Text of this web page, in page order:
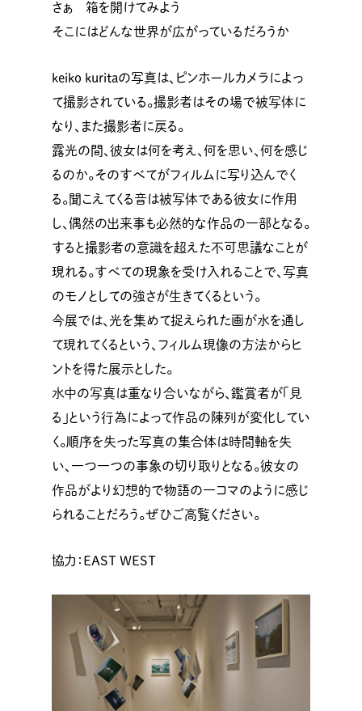
さぁ 箱を開けてみよう
そこにはどんな世界が広がっているだろうか
keiko kuritaの写真は、ピンホールカメラによっ
て撮影されている。撮影者はその場で被写体に
なり、また撮影者に戻る。
露光の間、彼女は何を考え、何を思い、何を感じ
るのか。そのすべてがフィルムに写り込んでく
る。聞こえてくる音は被写体である彼女に作用
し、偶然の出来事も必然的な作品の一部となる。
すると撮影者の意識を超えた不可思議なことが
現れる。すべての現象を受け入れることで、写真
のモノとしての強さが生きてくるという。
今展では、光を集めて捉えられた画が水を通し
て現れてくるという、フィルム現像の方法からヒ
ントを得た展示とした。
水中の写真は重なり合いながら、鑑賞者が「見
る」という行為によって作品の陳列が変化してい
く。順序を失った写真の集合体は時間軸を失
い、一つ一つの事象の切り取りとなる。彼女の
作品がより幻想的で物語の一コマのように感じ
られることだろう。ぜひご高覧ください。
協力：EAST WEST